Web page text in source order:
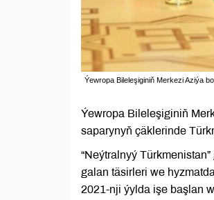
Ýewropa Bileleşiginiň Merkezi Aziýa
Ýewropa Bileleşiginiň
saparynyň çäklerinde
“Neýtralnyý
galan täsirleri we
2021-nji ýylda işe başlan